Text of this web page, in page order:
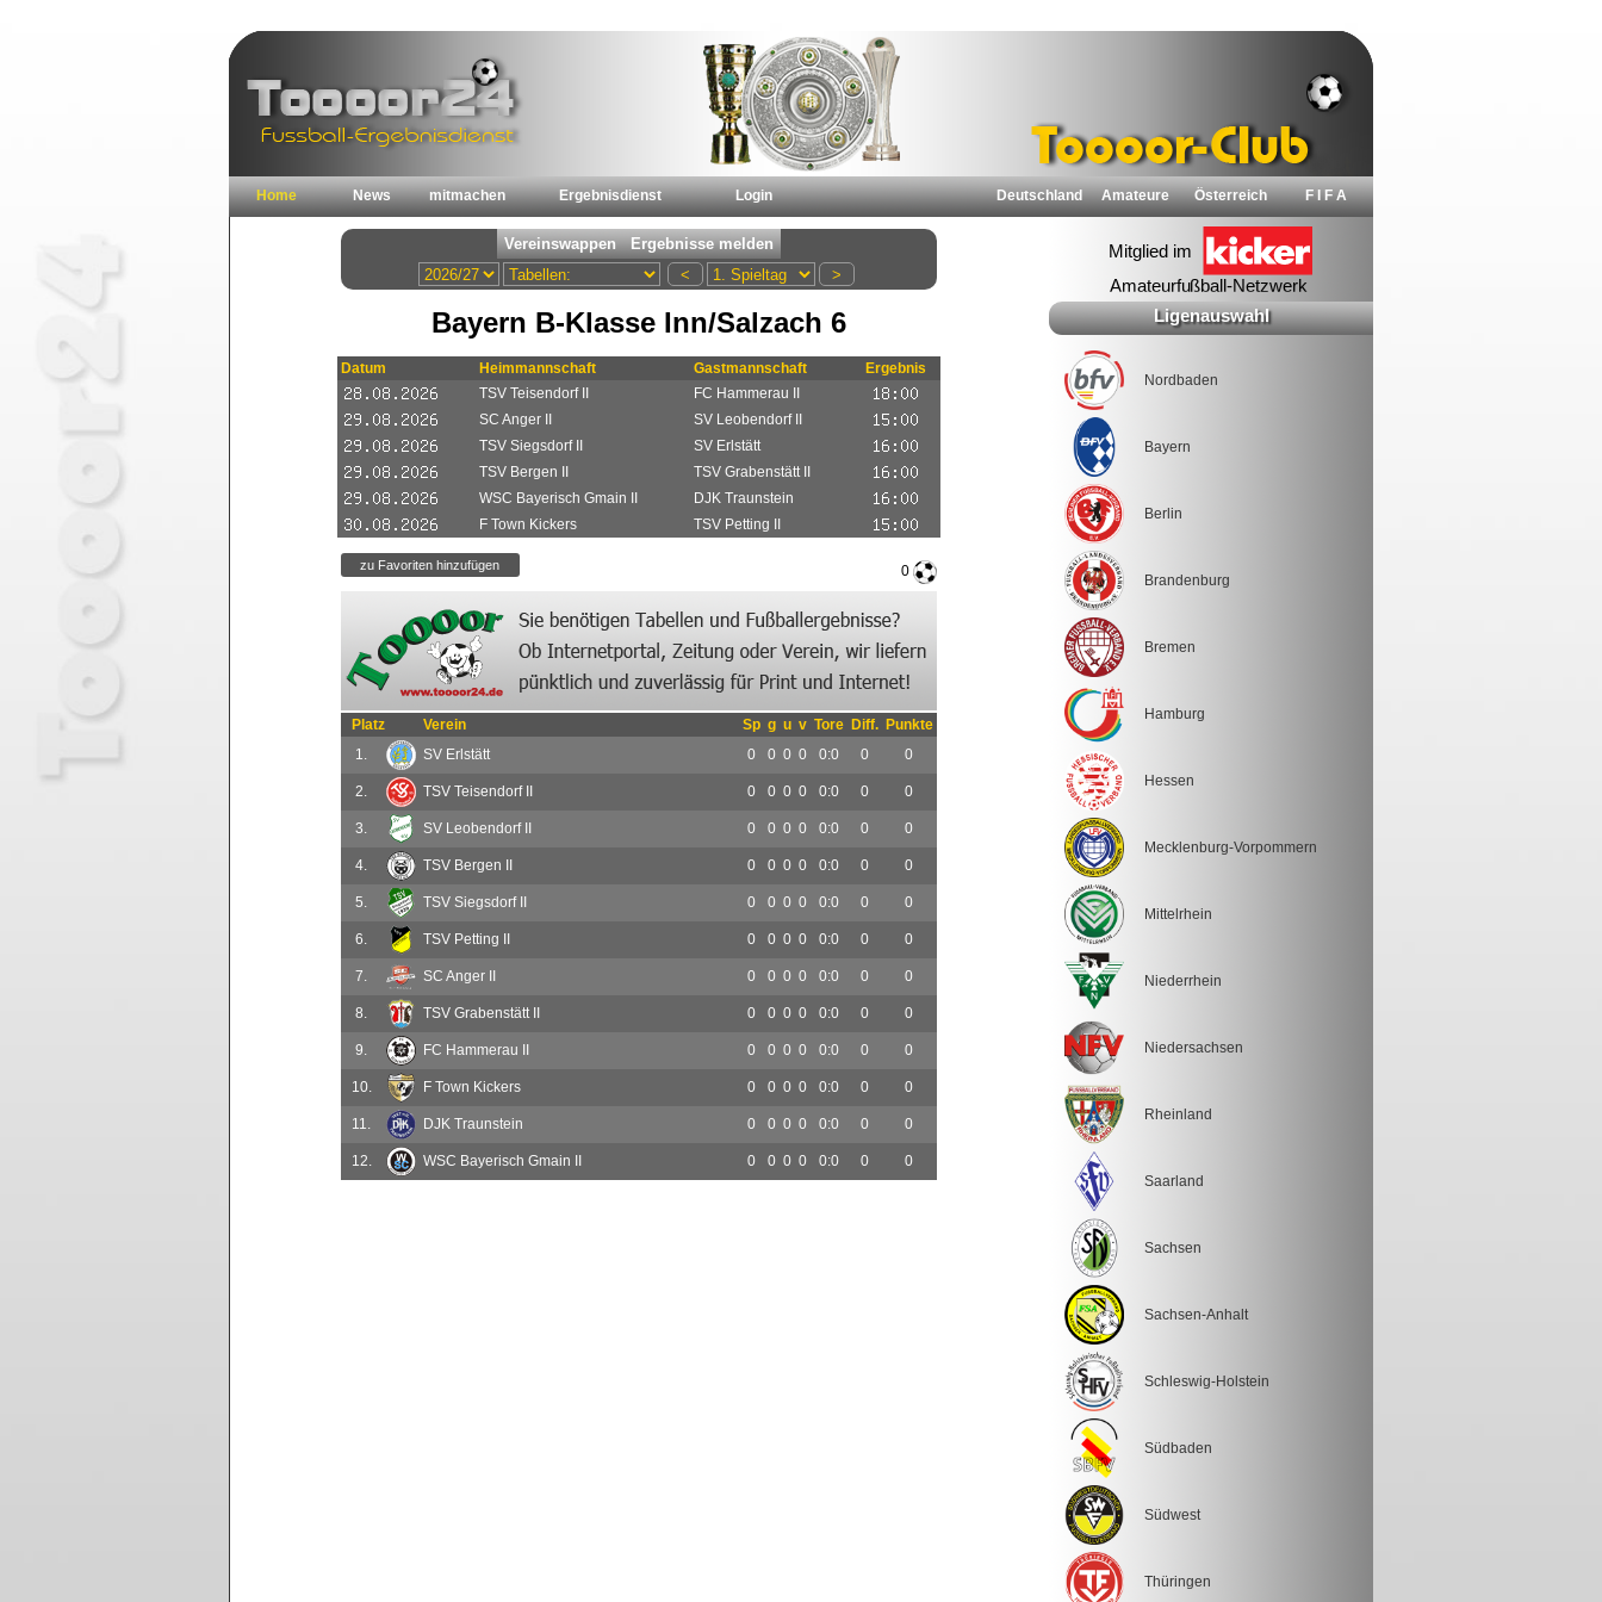
Home News mitmachen Ergebnisdienst Login Deutschland Amateure Österreich F I F A
Bayern B-Klasse Inn/Salzach 6
Datum Heimmannschaft Gastmannschaft
Ergebnis
TSV Teisendorf II
FC Hammerau II
SC Anger II
SV Leobendorf II
TSV Siegsdorf II
SV Erlstätt
TSV Bergen II
TSV Grabenstätt II
WSC Bayerisch Gmain II
DJK Traunstein
F Town Kickers
TSV Petting II
0
Platz Verein Sp g u v Tore Diff.
Punkte
1.
SV Erlstätt 0 0 0 0 0:0 0 0
2. TSV Teisendorf II 0 0 0 0 0:0 0 0
3. SV Leobendorf II 0 0 0 0 0:0 0 0
4. TSV Bergen II 0 0 0 0 0:0 0 0
5. TSV Siegsdorf II 0 0 0 0 0:0 0 0
6. TSV Petting II 0 0 0 0 0:0 0 0
7. SC Anger II 0 0 0 0 0:0 0 0
8. TSV Grabenstätt II 0 0 0 0 0:0 0 0
9. FC Hammerau II 0 0 0 0 0:0 0 0
10. F Town Kickers 0 0 0 0 0:0 0 0
11. DJK Traunstein 0 0 0 0 0:0 0 0
12. WSC Bayerisch Gmain II 0 0 0 0 0:0 0 0
Ligenauswahl
Nordbaden
Bayern
Berlin
Brandenburg
Bremen
Hamburg
Hessen
Mecklenburg-Vorpommern
Mittelrhein
Niederrhein
Niedersachsen
Rheinland
Saarland
Sachsen
Sachsen-Anhalt
Schleswig-Holstein
Südbaden
Südwest
Thüringen